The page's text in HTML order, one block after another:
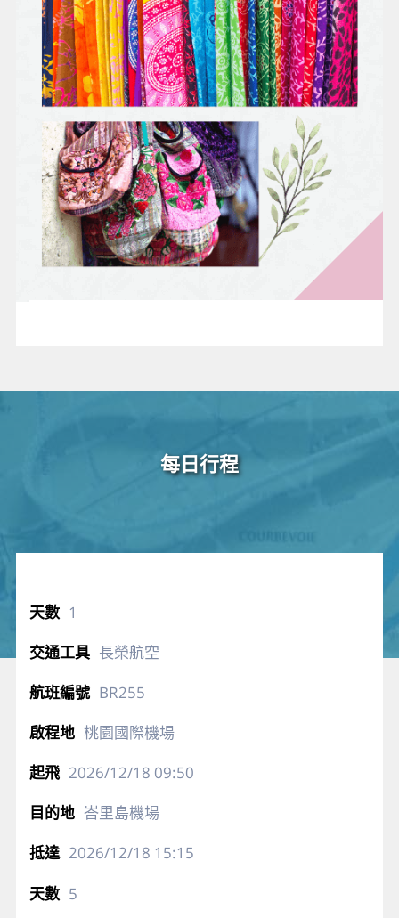
姿態出
LULUR
就是身
質，按
摩師一
邊按
摩、搓
揉，同
每日行程
1
長榮航空
BR255
桃園國際機場
2026/12/18 09:50
峇里島機場
2026/12/18 15:15
5